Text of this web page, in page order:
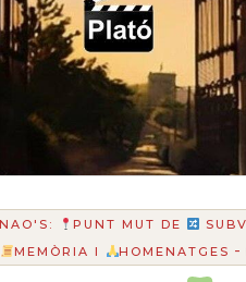
PUNT MUT DE
MEMÒRIA I HOMENATGES -